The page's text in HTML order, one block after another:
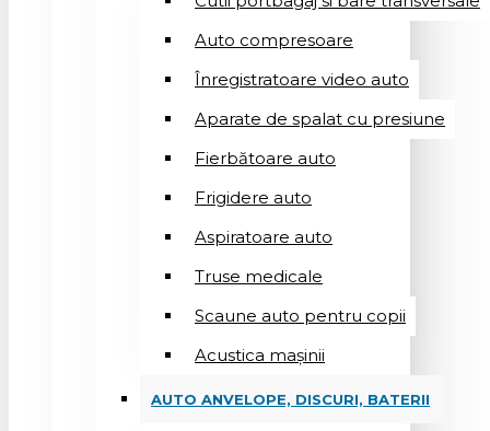
Auto compresoare
Înregistratoare video auto
Aparate de spalat cu presiune
Fierbătoare auto
Frigidere auto
Aspiratoare auto
Truse medicale
Scaune auto pentru copii
Acustica mașinii
AUTO ANVELOPE, DISCURI, BATERII